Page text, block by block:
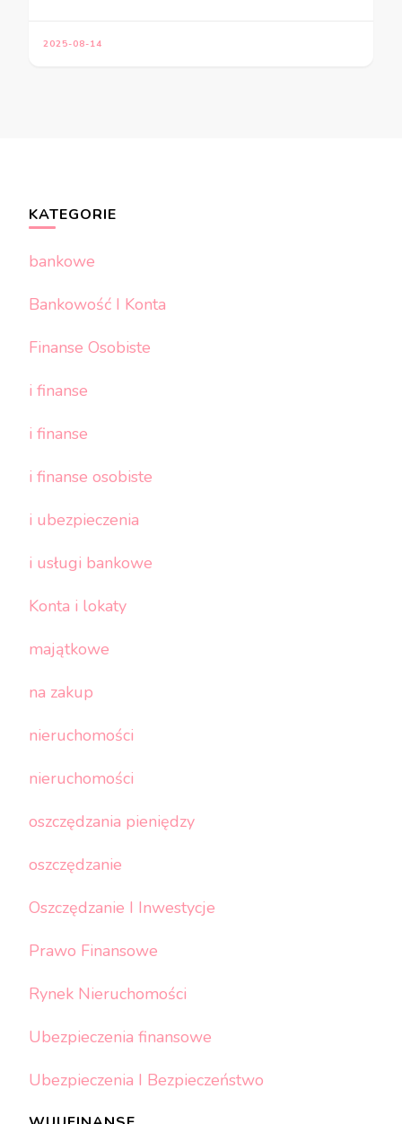
2025-08-14
KATEGORIE
bankowe
Bankowość I Konta
Finanse Osobiste
i finanse
i finanse
i finanse osobiste
i ubezpieczenia
i usługi bankowe
Konta i lokaty
majątkowe
na zakup
nieruchomości
nieruchomości
oszczędzania pieniędzy
oszczędzanie
Oszczędzanie I Inwestycje
Prawo Finansowe
Rynek Nieruchomości
Ubezpieczenia finansowe
Ubezpieczenia I Bezpieczeństwo